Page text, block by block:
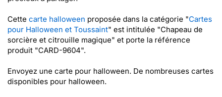
Cette carte halloween proposée dans la catégorie "Cartes
pour Halloween et Toussaint" est intitulée "Chapeau de
sorcière et citrouille magique" et porte la référence
produit "CARD-9604".
Envoyez une carte pour halloween. De nombreuses cartes
disponibles pour halloween.